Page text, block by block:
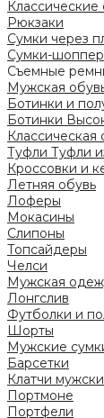
Классические
Рюкзаки
Сумки через
Сумки-
Съемные
Мужская
Ботинки и
Ботинки
Классическая
Туфли Туфли
Кроссовки и
Летняя обувь
Лоферы
Мокасины
Слипоны
Топсайдеры
Челси
Мужская
Лонгслив
Футболки и
Шорты
Мужские
Барсетки
Клатчи
Портмоне
Портфели